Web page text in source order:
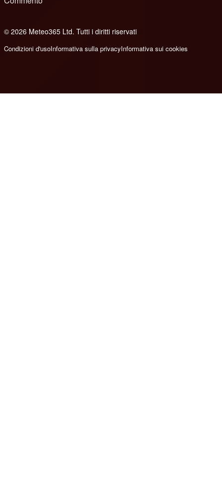
© 2026 Meteo365 Ltd. Tutti i diritti riservati
Condizioni d'usoInformativa sulla privacyInformativa sui cookies